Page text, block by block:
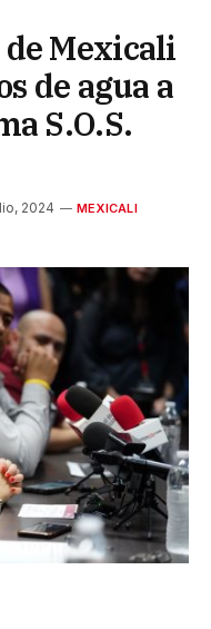
Mexicali
de agua a
S.O.S.
2024 MEXICALI